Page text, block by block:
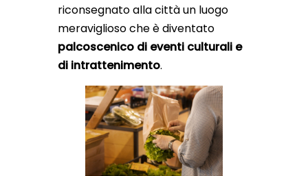
riconsegnato alla città un luogo
meraviglioso che è diventato
palcoscenico di eventi culturali e
di intrattenimento.